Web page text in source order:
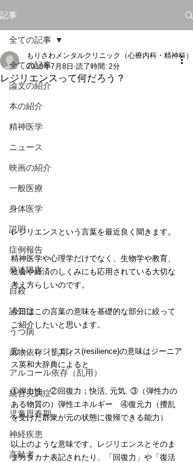
記事
全ての記事
論文の紹介
本の紹介
精神医学
ニュース
映画の紹介
一般医療
身体医学
説明
症例報告
発達障害
自殺
認知症
うつ病
薬物依存（乱用）
アルコール依存（乱用）
統合失調症
児童思春期
神経疾患
高齢者
全ての記事
レジリエンスって何だろう？
もりさわメンタルクリニック（心療内科・精神科）
2018年7月8日 読了時間: 2分
レジリエンスという言葉を最近良く聞きます。
精神医学や心理学だけでなく、生物学や教育、
社会や経済のしくみにも応用されている大切な
考え方らしいのです。
今日はこの言葉の意味を基礎的な部分に絞って
ご紹介したいと思います。
元々、レジリエンス(resilience)の意味はジーニア
ス英和大辞典によると
①弾力性　②回復力；快活, 元気. ③（弾性力の
ある物質の）弾性エネルギー　④復元力（攪乱
を受けた群衆が元の状態に復帰できる能力）
以上のような意味です。レジリエンスとそのま
まカタカナ表記されたり、「回復力」や「復活